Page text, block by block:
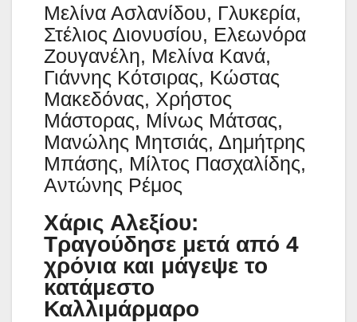
Μελίνα Ασλανίδου, Γλυκερία,
Στέλιος Διονυσίου, Ελεωνόρα
Ζουγανέλη, Μελίνα Κανά,
Γιάννης Κότσιρας, Κώστας
Μακεδόνας, Χρήστος
Μάστορας, Μίνως Μάτσας,
Μανώλης Μητσιάς, Δημήτρης
Μπάσης, Μίλτος Πασχαλίδης,
Αντώνης Ρέμος
Χάρις Αλεξίου:
Τραγούδησε μετά από 4
χρόνια και μάγεψε το
κατάμεστο
Καλλιμάρμαρο